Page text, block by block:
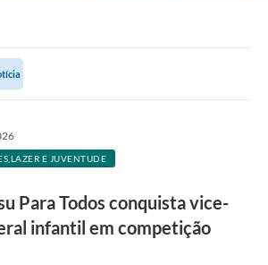
E JUVENTUDE
Para Todos conquista vice-
infantil em competição